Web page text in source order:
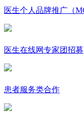
医生个人品牌推广（
医生在线网专家团招募
患者服务类合作